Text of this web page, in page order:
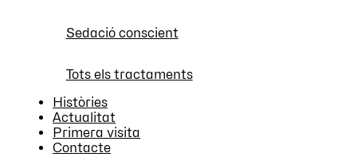
Sedació conscient
Tots els tractaments
Històries
Actualitat
Primera visita
Contacte